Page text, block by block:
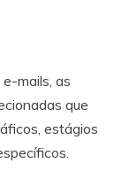
mails, as
que
estágios